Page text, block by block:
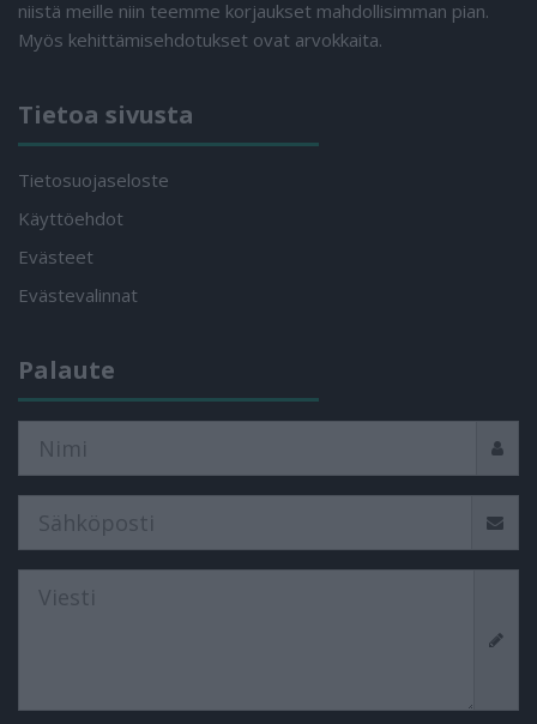
niistä meille niin teemme korjaukset mahdollisimman pian.
Myös kehittämisehdotukset ovat arvokkaita.
Tietoa sivusta
Tietosuojaseloste
Käyttöehdot
Evästeet
Evästevalinnat
Palaute